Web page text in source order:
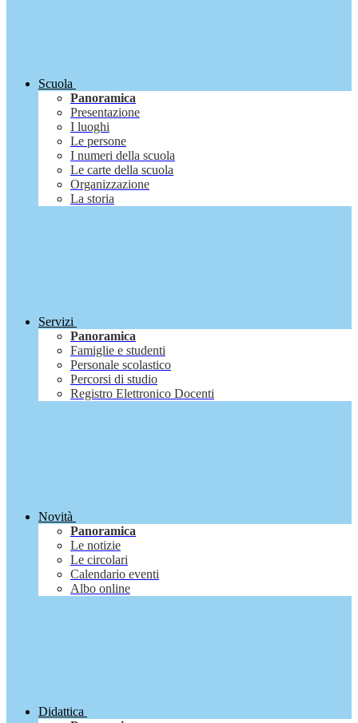
Scuola
Panoramica
Presentazione
I luoghi
Le persone
I numeri della scuola
Le carte della scuola
Organizzazione
La storia
Servizi
Panoramica
Famiglie e studenti
Personale scolastico
Percorsi di studio
Registro Elettronico Docenti
Novità
Panoramica
Le notizie
Le circolari
Calendario eventi
Albo online
Didattica